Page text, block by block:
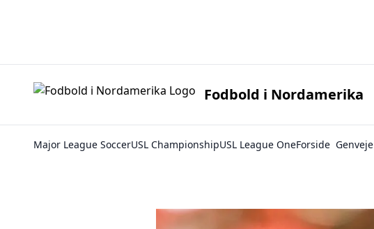
Fodbold i Nordamerika
Major League SoccerUSL ChampionshipUSL League OneForside Genveje